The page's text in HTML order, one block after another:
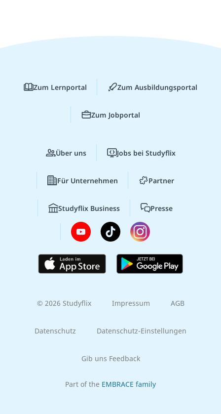
Zum Lernportal Zum Ausbildungsportal
Zum Jobportal
Über uns Jobs bei Studyflix
Für Unternehmen Partner
Studyflix Business Presse
© 2026 Studyflix Impressum AGB
Datenschutz Datenschutz-Einstellungen
Gib uns Feedback
Part of the EMBRACE family